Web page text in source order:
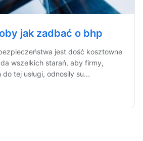
jak zadbać o bhp
jest dość kosztowne
wszelkich starań, aby firmy,
tej usługi, odnosiły su...